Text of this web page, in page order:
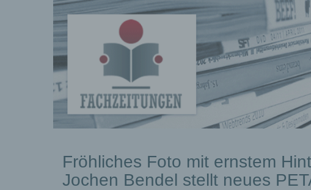
Pressemeldungen
Fröhliches Foto mit ernstem
Jochen Bendel stellt neues